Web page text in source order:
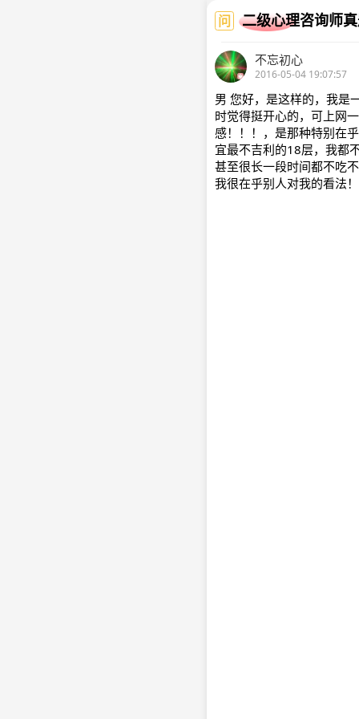
问 二级心理咨询师
不忘初心
2016-05-04 19:07:57
男 您好，是这样的，我是
时觉得挺开心的，可上网
感！！！，是那种特别在
宜最不吉利的18层，我都
甚至很长一段时间都不吃
我很在乎别人对我的看法